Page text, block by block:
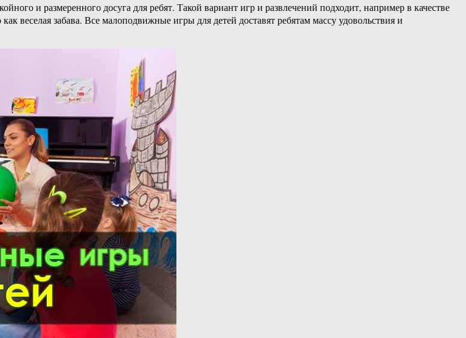
и размеренного досуга для ребят. Такой вариант игр и развлечений подходит, например в качестве
забава. Все малоподвижные игры для детей доставят ребятам массу удовольствия и